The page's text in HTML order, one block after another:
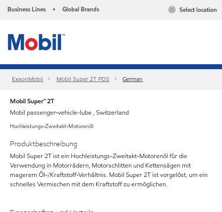
Business Lines • Global Brands Select location
ExxonMobil Mobil Super 2T PDS German
Mobil Super™ 2T
Mobil passenger-vehicle-lube , Switzerland
Hochleistungs-Zweitakt-Motorenöl
Produktbeschreibung
Mobil Super 2T ist ein Hochleistungs-Zweitakt-Motorenöl für die
Verwendung in Motorrädern, Motorschlitten und Kettensägen mit
magerem Öl-/Kraftstoff-Verhältnis. Mobil Super 2T ist vorgelöst, um ein
schnelles Vermischen mit dem Kraftstoff zu ermöglichen.